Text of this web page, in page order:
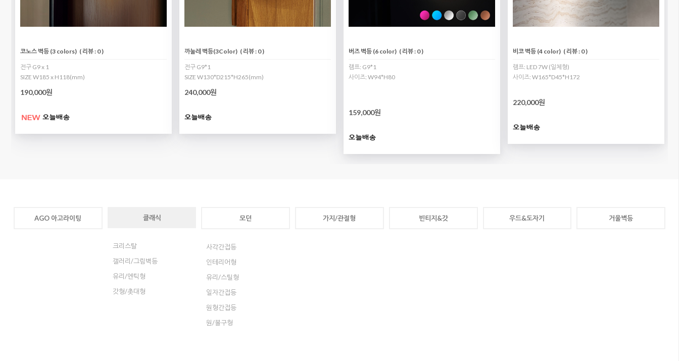
코노스 벽등 (3 colors) ( 리뷰 : 0 )
전구 G9 x 1
SIZE W185 x H118(mm)
190,000원
까눌레 벽등(3Color) ( 리뷰 : 0 )
전구 G9*1
SIZE W130*D215*H265(mm)
240,000원
버즈 벽등 (6 color) ( 리뷰 : 0 )
램프: G9*1
사이즈: W94*H80
159,000원
비코 벽등 (4 color) ( 리뷰 : 0 )
램프: LED 7W (일체형)
사이즈: W165*D45*H172
220,000원
AGO 아고라이팅 클래식
크리스탈
갤러리/그림벽등
유리/엔틱형
갓형/촛대형
모던
사각간접등
인테리어형
유리/스틸형
일자간접등
원형간접등
원/볼구형
가지/관절형 빈티지&갓 우드&도자기 거울벽등